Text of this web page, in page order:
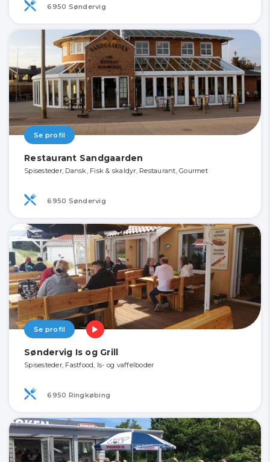
6950 Søndervig
Se profil
Restaurant Sandgaarden
Spisesteder, Dansk, Fisk & skaldyr, Restaurant, Gourmet
6950 Søndervig
Se profil
Søndervig Is og Grill
Spisesteder, Fastfood, Is- og vaffelboder
6950 Ringkøbing